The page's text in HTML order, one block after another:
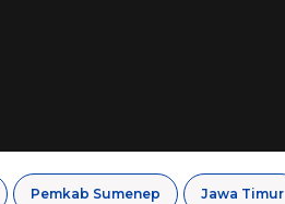
Pemkab Sumenep Jawa Timur